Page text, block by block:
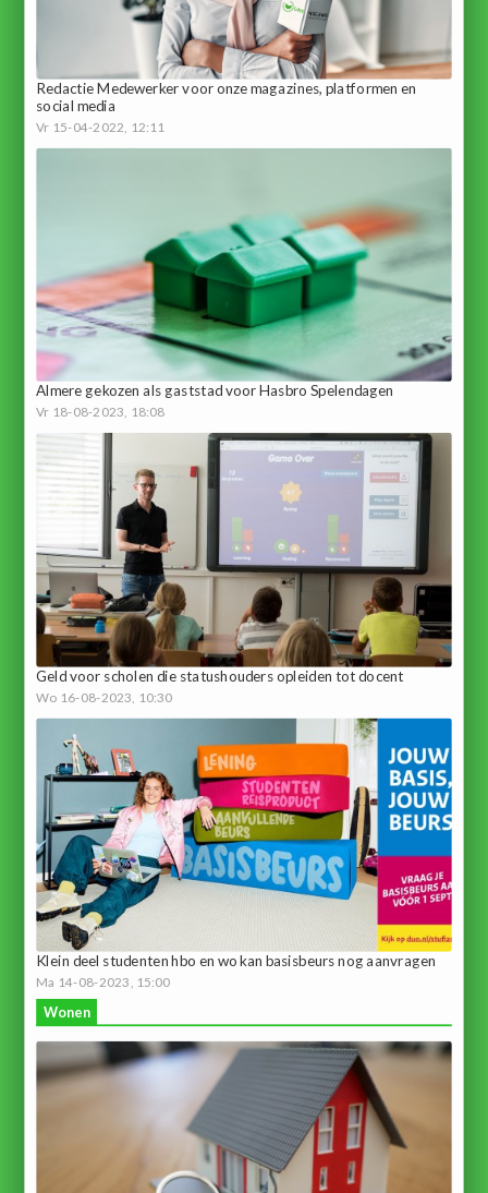
Redactie Medewerker voor onze magazines, platformen en
social media
Vr 15-04-2022, 12:11
Almere gekozen als gaststad voor Hasbro Spelendagen
Vr 18-08-2023, 18:08
Geld voor scholen die statushouders opleiden tot docent
Wo 16-08-2023, 10:30
Klein deel studenten hbo en wo kan basisbeurs nog aanvragen
Ma 14-08-2023, 15:00
Wonen